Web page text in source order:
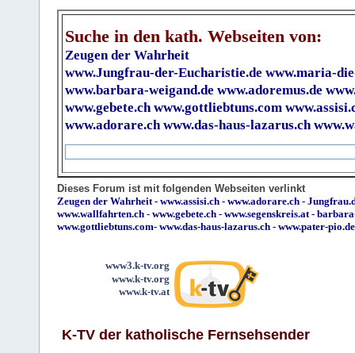
Suche in den kath. Webseiten von:
Zeugen der Wahrheit
www.Jungfrau-der-Eucharistie.de www.maria-
www.barbara-weigand.de www.adoremus.de
www.gebete.ch www.gottliebtuns.com
www.adorare.ch www.das-haus-lazarus.ch
Dieses Forum ist mit folgenden Webseiten verlinkt
Zeugen der Wahrheit - www.assisi.ch - www.adorare.ch -
www.wallfahrten.ch - www.gebete.ch - www.segenskreis.at -
www.gottliebtuns.com- www.das-haus-lazarus.ch - www.pater-pio.de
www3.k-tv.org
www.k-tv.org
www.k-tv.at
K-TV der katholische Fernsehsender